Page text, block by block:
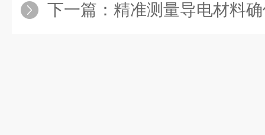
下一篇： 精准测量导电材料确保产